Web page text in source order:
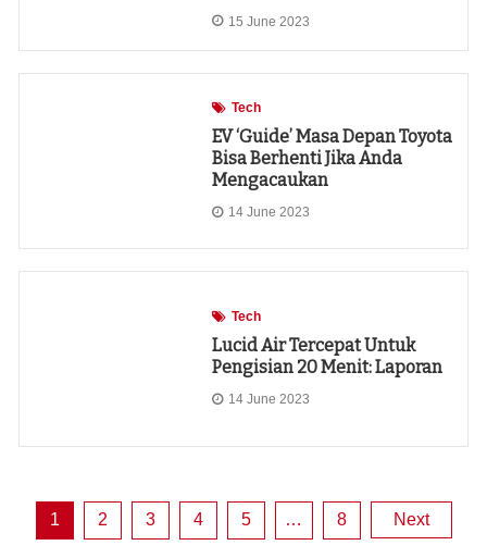
15 June 2023
Tech
EV ‘Guide’ Masa Depan Toyota
Bisa Berhenti Jika Anda
Mengacaukan
14 June 2023
Tech
Lucid Air Tercepat Untuk
Pengisian 20 Menit: Laporan
14 June 2023
Posts
1 2 3 4 5 … 8 Next